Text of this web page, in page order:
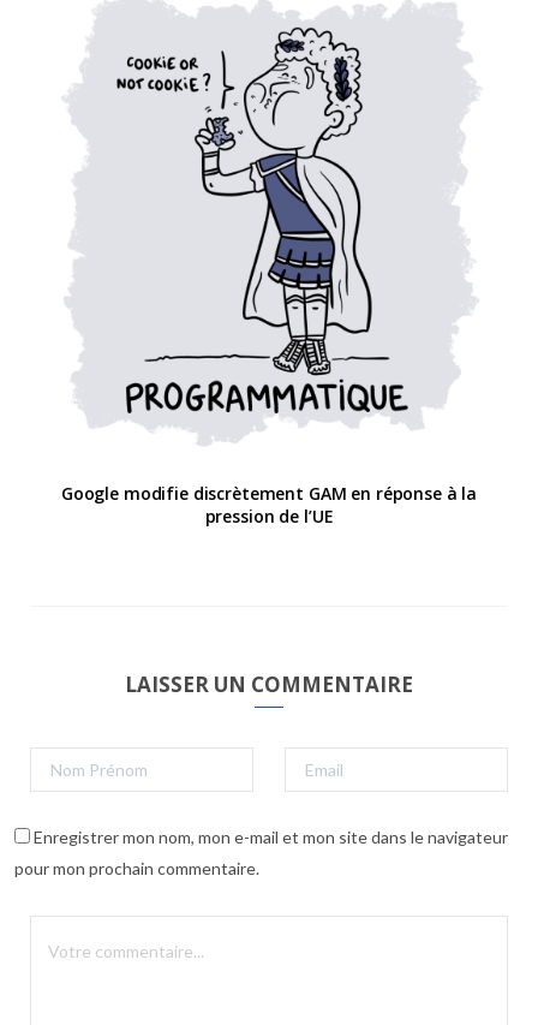
Google modifie discrètement GAM en réponse à la
pression de l’UE
LAISSER UN COMMENTAIRE
Enregistrer mon nom, mon e-mail et mon site dans le navigateur
pour mon prochain commentaire.